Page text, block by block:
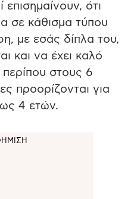
επισημαίνουν, ότι
σε κάθισμα τύπου
με εσάς δίπλα του,
και να έχει καλό
στους 6
προορίζονται για
4 ετών.